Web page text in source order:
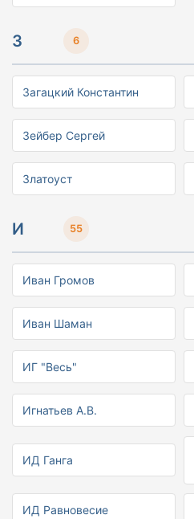
З 6
Загацкий Константин
Зейбер Сергей
Златоуст
И 55
Иван Громов
Иван Шаман
ИГ "Весь"
Игнатьев А.В.
ИД Ганга
ИД Равновесие